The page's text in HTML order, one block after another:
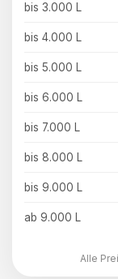
bis 3.000 L
bis 4.000 L
bis 5.000 L
bis 6.000 L
bis 7.000 L
bis 8.000 L
bis 9.000 L
ab 9.000 L
Alle